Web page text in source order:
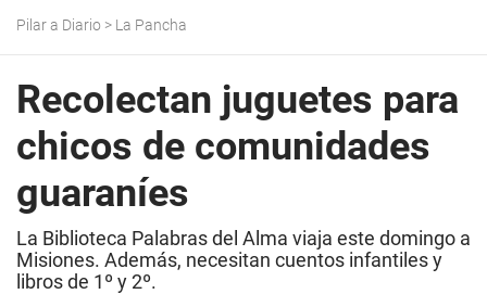
Pilar a Diario > La Pancha
Recolectan juguetes para
chicos de comunidades
guaraníes
La Biblioteca Palabras del Alma viaja este domingo a
Misiones. Además, necesitan cuentos infantiles y
libros de 1º y 2º.